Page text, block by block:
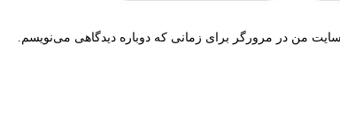
من در مرورگر برای زمانی که دوباره دیدگاهی می‌نویسم.